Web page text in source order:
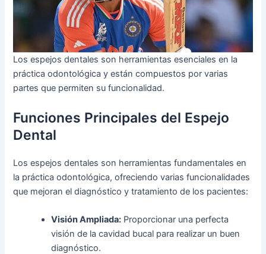
Los espejos dentales son herramientas esenciales en la
práctica odontológica y están compuestos por varias
partes que permiten su funcionalidad.
Funciones Principales del Espejo
Dental
Los espejos dentales son herramientas fundamentales en
la práctica odontológica, ofreciendo varias funcionalidades
que mejoran el diagnóstico y tratamiento de los pacientes:
Visión Ampliada: Proporcionar una perfecta
visión de la cavidad bucal para realizar un buen
diagnóstico.